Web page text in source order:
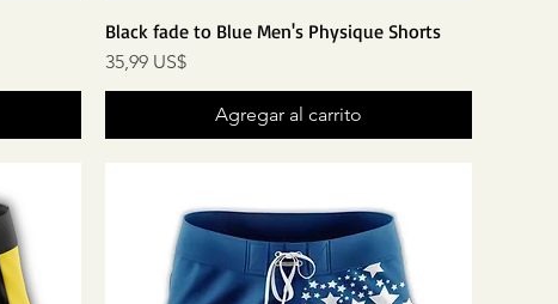
Black fade to Blue Men's Physique Shorts
Precio
35,99 US$
Agregar al carrito